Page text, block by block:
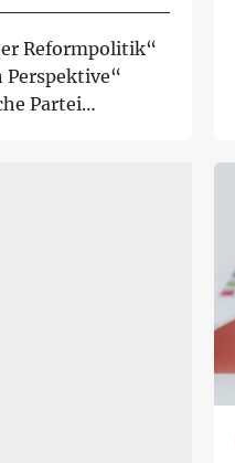
Reformpolitik“
Partei